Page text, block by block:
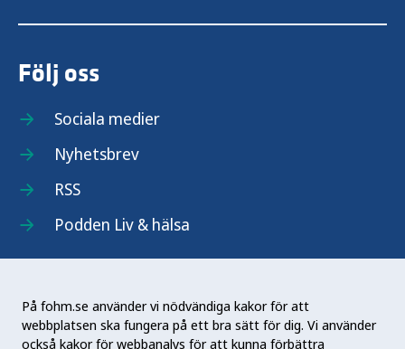
På fohm.se använder vi nödvändiga kakor för att
webbplatsen ska fungera på ett bra sätt för dig. Vi använder
också kakor för webbanalys för att kunna förbättra
Följ oss
Sociala medier
Nyhetsbrev
RSS
Podden Liv & hälsa
Folkhälsomyndigheten (Fohm) är en nationell